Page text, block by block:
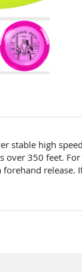
stable high
over 350 feet.